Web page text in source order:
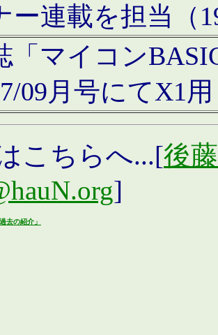
ー連載を担当（
「マイコン
09月号にてX1
こちらへ...[後
]
過去の紹介」